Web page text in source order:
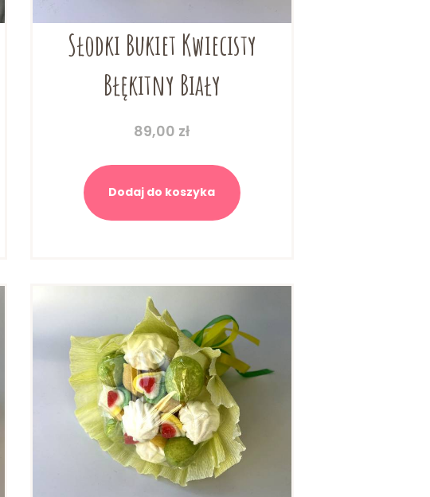
Słodki Bukiet Kwiecisty
Błękitny Biały
89,00 zł
Dodaj do koszyka